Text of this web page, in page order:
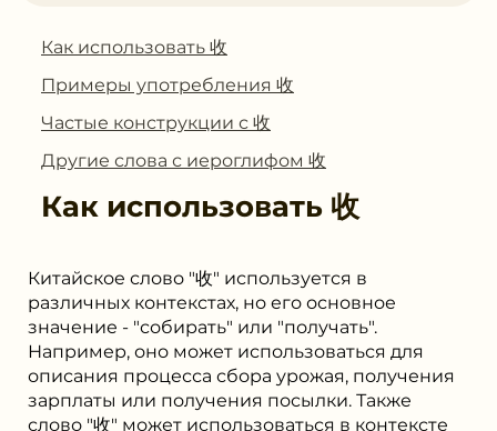
Как использовать 收
Примеры употребления 收
Частые конструкции с 收
Другие слова с иероглифом 收
Как использовать 收
Китайское слово "收" используется в
различных контекстах, но его основное
значение - "собирать" или "получать".
Например, оно может использоваться для
описания процесса сбора урожая, получения
зарплаты или получения посылки. Также
слово "收" может использоваться в контексте